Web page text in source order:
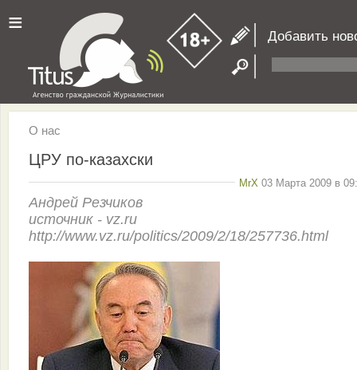
≡ Добавить
О нас
ЦРУ по-казахски
MrX 03 Марта 2009 в
Андрей Резчиков
источник - vz.ru
http://www.vz.ru/politics/2009/2/18/257736.html